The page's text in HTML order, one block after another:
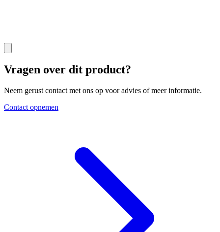
Vragen over dit product?
Neem gerust contact met ons op voor advies of meer informatie.
Contact opnemen